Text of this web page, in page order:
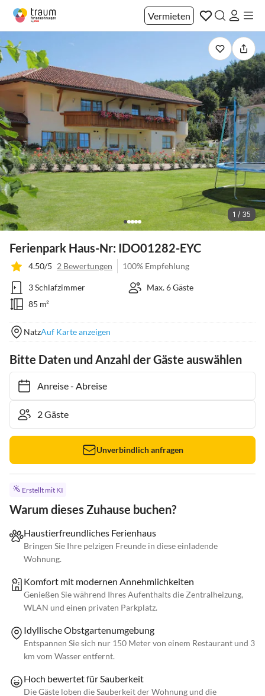
Vermieten
1 / 35
Ferienpark Haus-Nr: IDO01282-EYC
4.50/5 2 Bewertungen 100% Empfehlung
3 Schlafzimmer
Max. 6 Gäste
85 m²
NatzAuf Karte anzeigen
Bitte Daten und Anzahl der Gäste auswählen
Anreise- Abreise
Unverbindlich anfragen
Erstellt mit KI
Warum dieses Zuhause buchen?
Haustierfreundliches Ferienhaus
Bringen Sie Ihre pelzigen Freunde in diese einladende
Wohnung.
Komfort mit modernen Annehmlichkeiten
Genießen Sie während Ihres Aufenthalts die Zentralheizung,
WLAN und einen privaten Parkplatz.
Idyllische Obstgartenumgebung
Entspannen Sie sich nur 150 Meter von einem Restaurant und 3
km vom Wasser entfernt.
Hoch bewertet für Sauberkeit
Die Gäste loben die Sauberkeit der Wohnung und die